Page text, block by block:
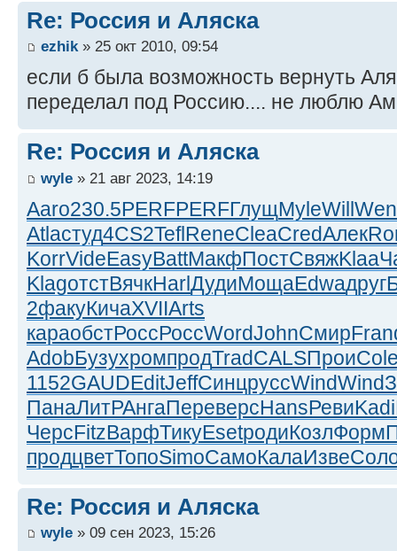
Re: Россия и Аляска
ezhik» 25 окт 2010, 09:54
если б была возможность вернуть
переделал под Россию.... не люблю
Re: Россия и Аляска
wyle » 21 авг 2023, 14:19
Aaro230.5PERFPERFГлущMyleWill
Atlaстуд4CS2TeflReneCleaCredАлек
KorrVideEasyBattМакфПостСвяжKlaa
KlagотстВячкHarlДудиМощаEdwaдруг
2факуКичаXVIIArts
караобстРоссРоссWordJohnСмирFran
AdobБузухромпродTradCALSПрои
1152GAUDEditJeffСинцруссWindWind
ПанаЛитРАнгаПереверсHansРевиKadi
ЧерсFitzВарфТикуEsetродиКозлФорм
продцветТопоSimoСамоКалаИзве
Re: Россия и Аляска
wyle » 09 сен 2023, 15:26